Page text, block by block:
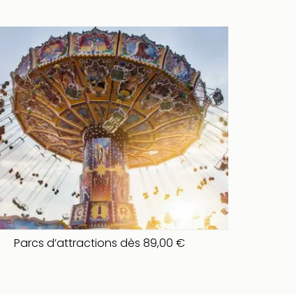
Parcs d’attractions dès 89,00 €